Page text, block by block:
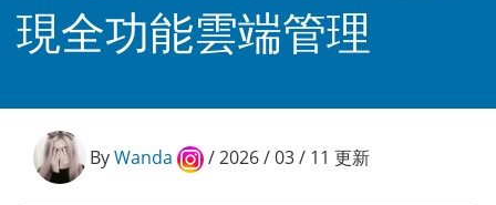
優惠碼
現全功能雲端管理
ByWanda / 2026 / 03 / 11 更新